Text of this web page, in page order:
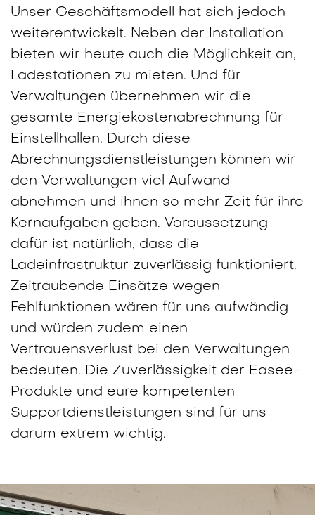
Unser Geschäftsmodell hat sich jedoch
weiterentwickelt. Neben der Installation
bieten wir heute auch die Möglichkeit an,
Ladestationen zu mieten. Und für
Verwaltungen übernehmen wir die
gesamte Energiekostenabrechnung für
Einstellhallen. Durch diese
Abrechnungsdienstleistungen können wir
den Verwaltungen viel Aufwand
abnehmen und ihnen so mehr Zeit für ihre
Kernaufgaben geben. Voraussetzung
dafür ist natürlich, dass die
Ladeinfrastruktur zuverlässig funktioniert.
Zeitraubende Einsätze wegen
Fehlfunktionen wären für uns aufwändig
und würden zudem einen
Vertrauensverlust bei den Verwaltungen
bedeuten. Die Zuverlässigkeit der Easee-
Produkte und eure kompetenten
Supportdienstleistungen sind für uns
darum extrem wichtig.